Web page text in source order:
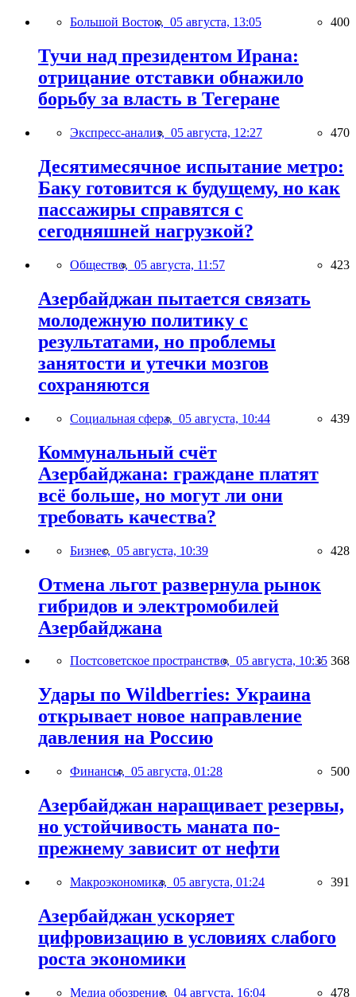
Большой Восток, 05 августа, 13:05 400
Тучи над президентом Ирана:
отрицание отставки обнажило
борьбу за власть в Тегеране
Экспресс-анализ, 05 августа, 12:27 470
Десятимесячное испытание метро:
Баку готовится к будущему, но как
пассажиры справятся с
сегодняшней нагрузкой?
Общество, 05 августа, 11:57 423
Азербайджан пытается связать
молодежную политику с
результатами, но проблемы
занятости и утечки мозгов
сохраняются
Социальная сфера, 05 августа, 10:44 439
Коммунальный счёт
Азербайджана: граждане платят
всё больше, но могут ли они
требовать качества?
Бизнес, 05 августа, 10:39 428
Отмена льгот развернула рынок
гибридов и электромобилей
Азербайджана
Постсоветское пространство, 05 августа, 10:35 368
Удары по Wildberries: Украина
открывает новое направление
давления на Россию
Финансы, 05 августа, 01:28 500
Азербайджан наращивает резервы,
но устойчивость маната по-
прежнему зависит от нефти
Макроэкономика, 05 августа, 01:24 391
Азербайджан ускоряет
цифровизацию в условиях слабого
роста экономики
Медиа обозрение, 04 августа, 16:04 478